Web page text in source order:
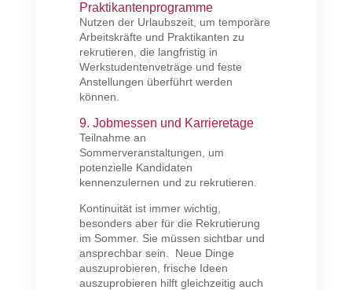
Praktikantenprogramme
Nutzen der Urlaubszeit, um temporäre
Arbeitskräfte und Praktikanten zu
rekrutieren, die langfristig in
Werkstudentenveträge und feste
Anstellungen überführt werden
können.
9. Jobmessen und Karrieretage
Teilnahme an
Sommerveranstaltungen, um
potenzielle Kandidaten
kennenzulernen und zu rekrutieren.
Kontinuität ist immer wichtig,
besonders aber für die Rekrutierung
im Sommer. Sie müssen sichtbar und
ansprechbar sein. Neue Dinge
auszuprobieren, frische Ideen
auszuprobieren hilft gleichzeitig auch